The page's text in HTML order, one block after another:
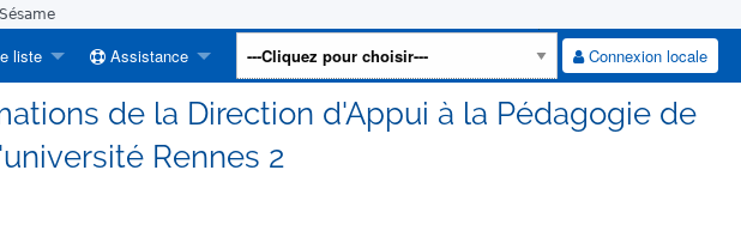
liste Assistance Connexion locale
de la Direction d'Appui à la Pédagogie de
Rennes 2
Sésame